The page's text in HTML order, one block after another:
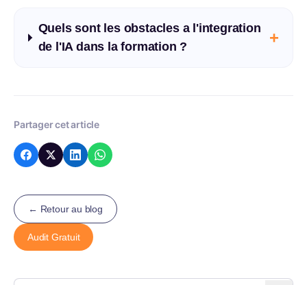
Quels sont les obstacles a l'integration
de l'IA dans la formation ?
+
Partager cet article
← Retour au blog
Audit Gratuit